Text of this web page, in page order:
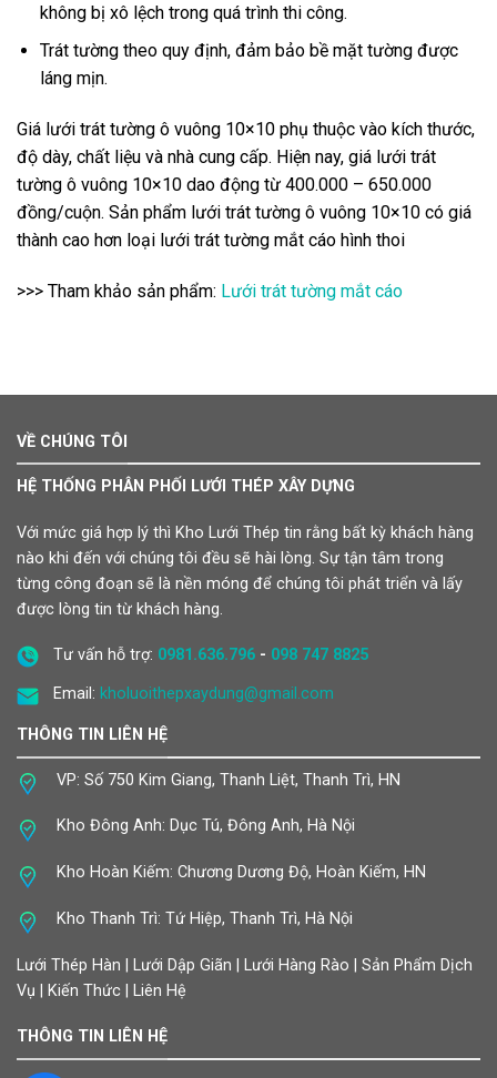
không bị xô lệch trong quá trình thi công.
Trát tường theo quy định, đảm bảo bề mặt tường được
láng mịn.
Giá lưới trát tường ô vuông 10×10 phụ thuộc vào kích thước,
độ dày, chất liệu và nhà cung cấp. Hiện nay, giá lưới trát
tường ô vuông 10×10 dao động từ 400.000 – 650.000
đồng/cuộn. Sản phẩm lưới trát tường ô vuông 10×10 có giá
thành cao hơn loại lưới trát tường mắt cáo hình thoi
>>> Tham khảo sản phẩm: Lưới trát tường mắt cáo
VỀ CHÚNG TÔI
HỆ THỐNG PHÂN PHỐI LƯỚI THÉP XÂY DỰNG
Với mức giá hợp lý thì Kho Lưới Thép tin rằng bất kỳ khách hàng
nào khi đến với chúng tôi đều sẽ hài lòng. Sự tận tâm trong
từng công đoạn sẽ là nền móng để chúng tôi phát triển và lấy
được lòng tin từ khách hàng.
Tư vấn hỗ trợ: 0981.636.796- 098 747 8825
Email: kholuoithepxaydung@gmail.com
THÔNG TIN LIÊN HỆ
VP: Số 750 Kim Giang, Thanh Liệt, Thanh Trì, HN
Kho Đông Anh: Dục Tú, Đông Anh, Hà Nội
Kho Hoàn Kiếm: Chương Dương Độ, Hoàn Kiếm, HN
Kho Thanh Trì: Tứ Hiệp, Thanh Trì, Hà Nội
Lưới Thép Hàn | Lưới Dập Giãn | Lưới Hàng Rào | Sản Phẩm Dịch
Vụ | Kiến Thức | Liên Hệ
THÔNG TIN LIÊN HỆ